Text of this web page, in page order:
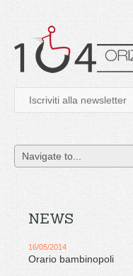
NEWS
16/05/2014
Orario bambinopoli